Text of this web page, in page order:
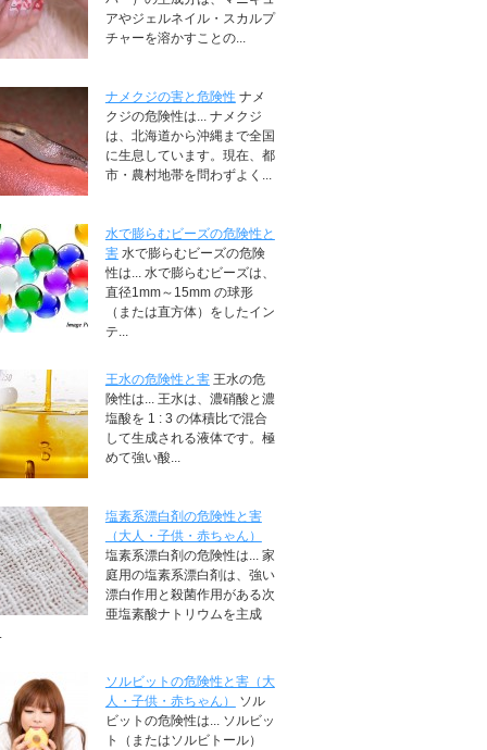
アやジェルネイル・スカルプ
チャーを溶かすことの...
ナメクジの害と危険性 ナメ
クジの危険性は... ナメクジ
は、北海道から沖縄まで全国
に生息しています。現在、都
市・農村地帯を問わずよく...
水で膨らむビーズの危険性と
害 水で膨らむビーズの危険
性は... 水で膨らむビーズは、
直径1mm～15mm の球形
（または直方体）をしたイン
テ...
王水の危険性と害 王水の危
険性は... 王水は、濃硝酸と濃
塩酸を 1 : 3 の体積比で混合
して生成される液体です。極
めて強い酸...
塩素系漂白剤の危険性と害
（大人・子供・赤ちゃん）
塩素系漂白剤の危険性は... 家
庭用の塩素系漂白剤は、強い
漂白作用と殺菌作用がある次
亜塩素酸ナトリウムを主成
ソルビットの危険性と害（大
人・子供・赤ちゃん）
ソル
ビットの危険性は... ソルビッ
ト（またはソルビトール）